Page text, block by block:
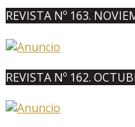
REVISTA Nº 163.
REVISTA Nº 162.